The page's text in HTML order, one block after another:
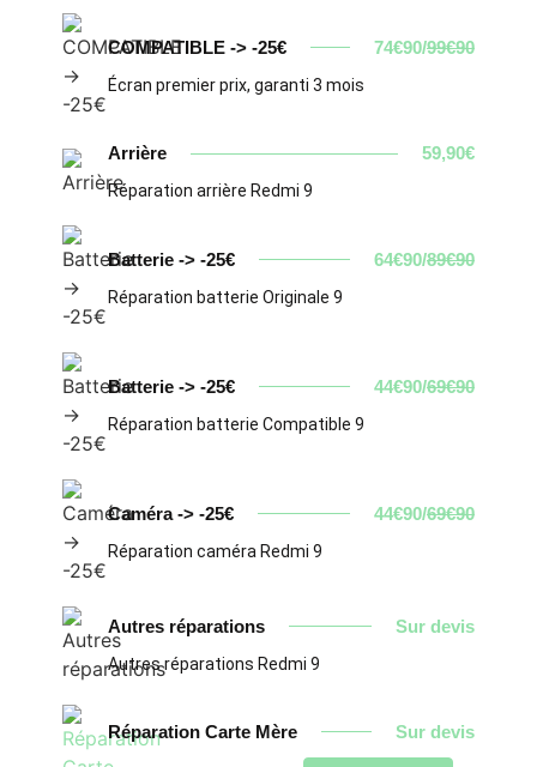
COMPATIBLE -> -25€ 74€90/99€90
Écran premier prix, garanti 3 mois
Arrière 59,90€
Réparation arrière Redmi 9
Batterie -> -25€ 64€90/89€90
Réparation batterie Originale 9
Batterie -> -25€ 44€90/69€90
Réparation batterie Compatible 9
Caméra -> -25€ 44€90/69€90
Réparation caméra Redmi 9
Autres réparations Sur devis
Autres réparations Redmi 9
Réparation Carte Mère Sur devis